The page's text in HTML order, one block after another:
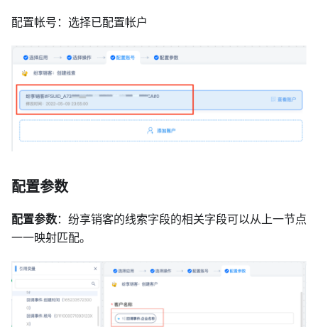
配置帐号：选择已配置帐户
配置参数
配置参数：纷享销客的线索字段的相关字段可以从上一节点
一一映射匹配。